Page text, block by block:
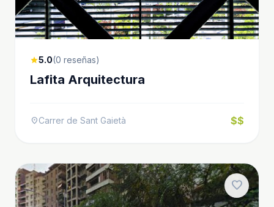
star5.0(0 reseñas)
Lafita Arquitectura
location_onCarrer de Sant Gaietà $$
favorite